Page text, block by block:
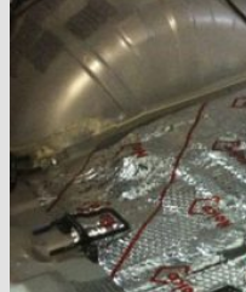
Стоимость работ
Контакты